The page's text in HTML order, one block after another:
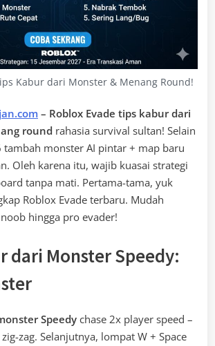
Kabur dari Monster & Menang Round!
– Roblox Evade tips kabur dari
round rahasia survival sultan! Selain
monster AI pintar + map baru
Oleh karena itu, wajib kuasai strategi
tanpa mati. Pertama-tama, yuk
Roblox Evade terbaru. Mudah
hingga pro evader!
dari Monster Speedy:
Speedy chase 2x player speed –
zag. Selanjutnya, lompat W + Space